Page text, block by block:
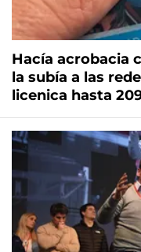
Hacía acrobacia
la subía a las
licenica hasta